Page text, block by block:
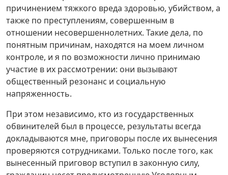
причинением тяжкого вреда здоровью, убийством, а
также по преступлениям, совершенным в
отношении несовершеннолетних. Такие дела, по
понятным причинам, находятся на моем личном
контроле, и я по возможности лично принимаю
участие в их рассмотрении: они вызывают
общественный резонанс и социальную
напряженность.
При этом независимо, кто из государственных
обвинителей был в процессе, результаты всегда
докладываются мне, приговоры после их вынесения
проверяются сотрудниками. Только после того, как
вынесенный приговор вступил в законную силу,